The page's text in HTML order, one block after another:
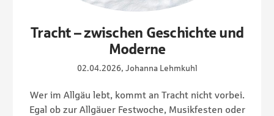
Tracht – zwischen Geschichte und
Moderne
02.04.2026, Johanna Lehmkuhl
Wer im Allgäu lebt, kommt an Tracht nicht vorbei.
Egal ob zur Allgäuer Festwoche, Musikfesten oder